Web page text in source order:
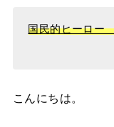
国民的ヒーロー
こんにちは。